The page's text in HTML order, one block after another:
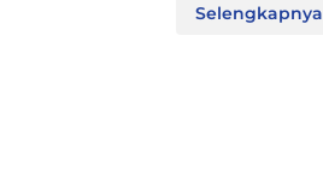
Selengkapnya